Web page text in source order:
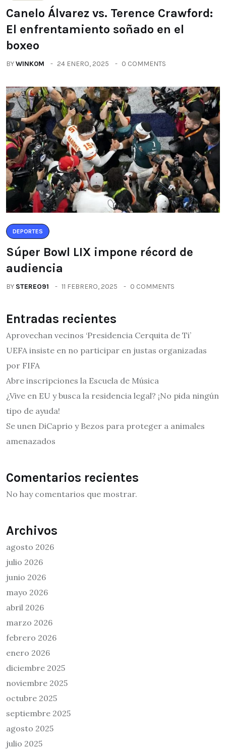
Canelo Álvarez vs. Terence Crawford:
El enfrentamiento soñado en el
boxeo
BYWINK0M 24 ENERO, 2025 0 COMMENTS
DEPORTES
Súper Bowl LIX impone récord de
audiencia
BY STEREO91 11 FEBRERO, 2025 0 COMMENTS
Entradas recientes
Aprovechan vecinos ‘Presidencia Cerquita de Ti’
UEFA insiste en no participar en justas organizadas
por FIFA
Abre inscripciones la Escuela de Música
¿Vive en EU y busca la residencia legal? ¡No pida ningún
tipo de ayuda!
Se unen DiCaprio y Bezos para proteger a animales
amenazados
Comentarios recientes
No hay comentarios que mostrar.
Archivos
agosto 2026
julio 2026
junio 2026
mayo 2026
abril 2026
marzo 2026
febrero 2026
enero 2026
diciembre 2025
noviembre 2025
octubre 2025
septiembre 2025
agosto 2025
julio 2025